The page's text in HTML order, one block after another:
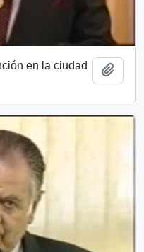
en la ciudad